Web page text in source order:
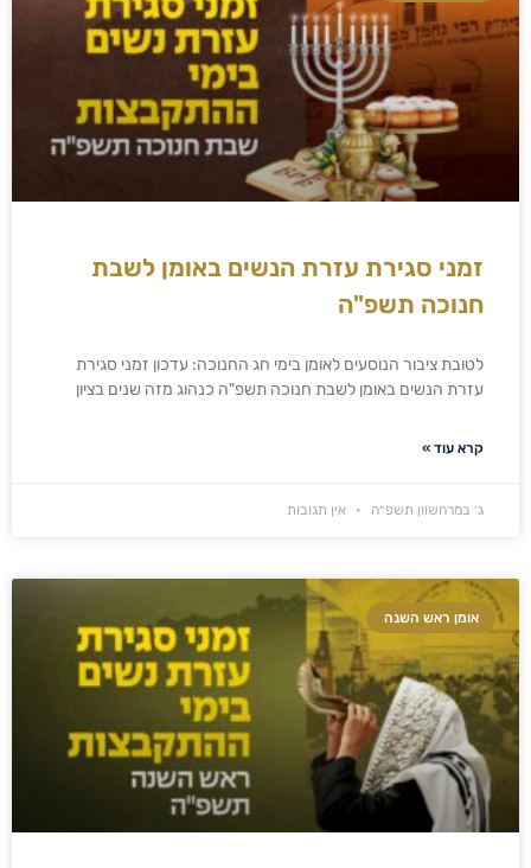
זמני סגירת עזרת הנשים באומן לשבת
חנוכה תשפ"ה
לטובת ציבור הנוסעים לאומן בימי חג החנוכה: עדכון זמני סגירת
עזרת הנשים באומן לשבת חנוכה תשפ"ה כנהוג מזה שנים בציון
קרא עוד »
ג׳ במרחשוון תשפ״ה אין תגובות
אומן ראש השנה